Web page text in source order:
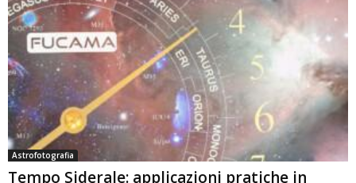
Astrofotografia
Tempo Siderale: applicazioni pratiche in